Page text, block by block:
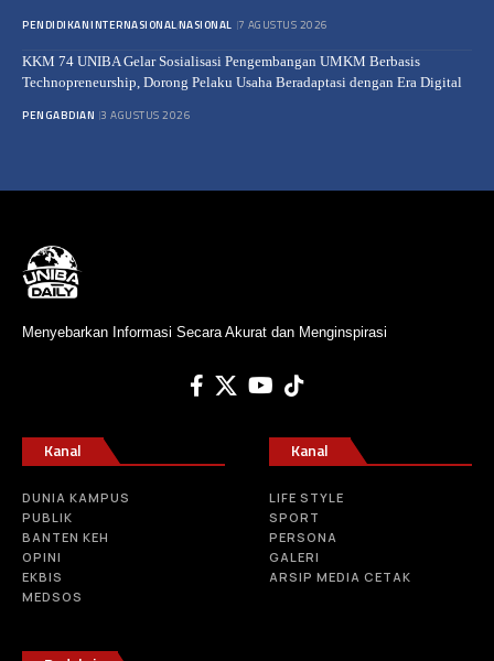
PENDIDIKANINTERNASIONALNASIONAL 7 AGUSTUS 2026
KKM 74 UNIBA Gelar Sosialisasi Pengembangan UMKM Berbasis
Technopreneurship, Dorong Pelaku Usaha Beradaptasi dengan Era Digital
PENGABDIAN 3 AGUSTUS 2026
Menyebarkan Informasi Secara Akurat dan Menginspirasi
Kanal
DUNIA KAMPUS
PUBLIK
BANTEN KEH
OPINI
EKBIS
MEDSOS
Kanal
LIFE STYLE
SPORT
PERSONA
GALERI
ARSIP MEDIA CETAK